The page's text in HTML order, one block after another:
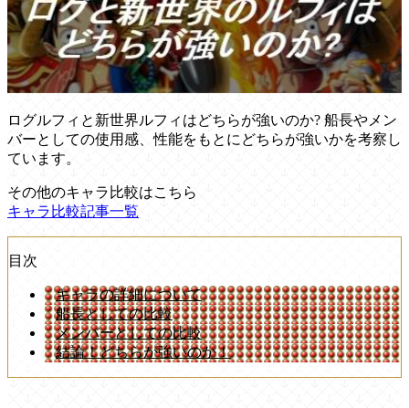
ログルフィと新世界ルフィはどちらが強いのか? 船長やメン
バーとしての使用感、性能をもとにどちらが強いかを考察し
ています。
その他のキャラ比較はこちら
キャラ比較記事一覧
目次
キャラの詳細について
船長としての比較
メンバーとしての比較
結論！どちらが強いのか！